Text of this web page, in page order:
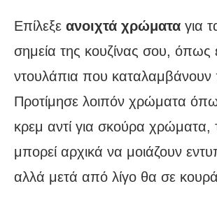
Επίλεξε ανοιχτά χρώματα για
σημεία της κουζίνας σου, όπως
ντουλάπια που
Προτίμησε λοιπόν χρώματα
κρεμ αντί για σκούρα χρώματα,
μπορεί αρχικά να μοιάζουν
αλλά μετά από λίγο θα σε